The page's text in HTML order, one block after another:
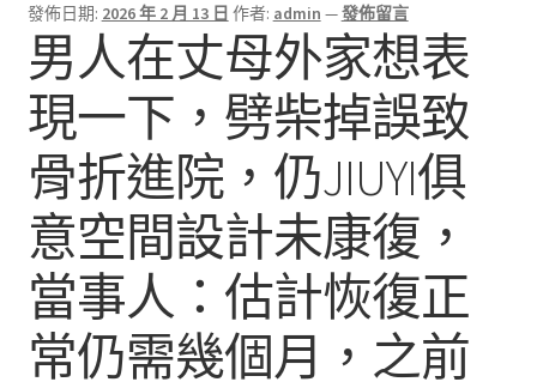
發佈日期: 2026 年 2 月 13 日 作者: admin —發佈留言
男人在丈母外家想表
現一下，劈柴掉誤致
骨折進院，仍JIUYI俱
意空間設計未康復，
當事人：估計恢復正
常仍需幾個月，之前